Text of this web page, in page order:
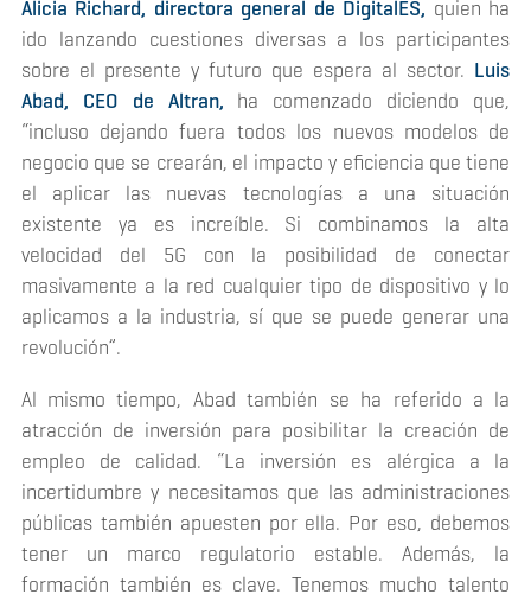
Alicia Richard, directora general de DigitalES, quien ha
ido lanzando cuestiones diversas a los participantes
sobre el presente y futuro que espera al sector. Luis
Abad, CEO de Altran, ha comenzado diciendo que,
“incluso dejando fuera todos los nuevos modelos de
negocio que se crearán, el impacto y eficiencia que tiene
el aplicar las nuevas tecnologías a una situación
existente ya es increíble. Si combinamos la alta
velocidad del 5G con la posibilidad de conectar
masivamente a la red cualquier tipo de dispositivo y lo
aplicamos a la industria, sí que se puede generar una
revolución”.
Al mismo tiempo, Abad también se ha referido a la
atracción de inversión para posibilitar la creación de
empleo de calidad. “La inversión es alérgica a la
incertidumbre y necesitamos que las administraciones
públicas también apuesten por ella. Por eso, debemos
tener un marco regulatorio estable. Además, la
formación también es clave. Tenemos mucho talento